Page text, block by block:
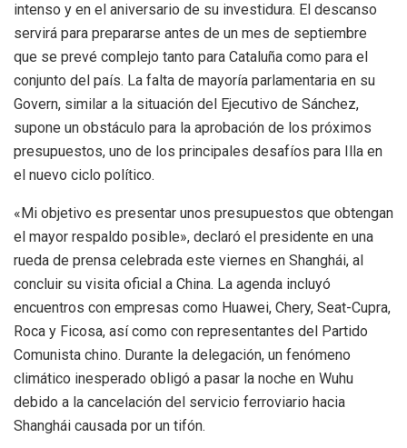
intenso y en el aniversario de su investidura. El descanso
servirá para prepararse antes de un mes de septiembre
que se prevé complejo tanto para Cataluña como para el
conjunto del país. La falta de mayoría parlamentaria en su
Govern, similar a la situación del Ejecutivo de Sánchez,
supone un obstáculo para la aprobación de los próximos
presupuestos, uno de los principales desafíos para Illa en
el nuevo ciclo político.
«Mi objetivo es presentar unos presupuestos que obtengan
el mayor respaldo posible», declaró el presidente en una
rueda de prensa celebrada este viernes en Shanghái, al
concluir su visita oficial a China. La agenda incluyó
encuentros con empresas como Huawei, Chery, Seat-Cupra,
Roca y Ficosa, así como con representantes del Partido
Comunista chino. Durante la delegación, un fenómeno
climático inesperado obligó a pasar la noche en Wuhu
debido a la cancelación del servicio ferroviario hacia
Shanghái causada por un tifón.